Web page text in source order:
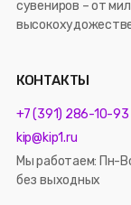
сувениров – от
КОНТАКТЫ
+7 (391) 286-10-93
kip@kip1.ru
Мы работаем: Пн-
без выходных